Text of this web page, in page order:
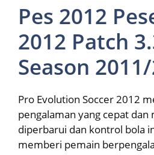
Pes 2012
2012 Patch
Season
Pro Evolution Soccer 2012
pengalaman yang cepat
diperbarui dan kontrol bola
memberi pemain